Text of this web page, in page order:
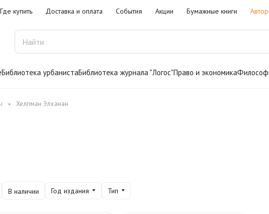
Где купить Доставка и оплата События Акции Бумажные книги
Библиотека урбанистаБиблиотека журнала "Логос"Право и экономика
Хелпман Элханан
В наличии Год издания Тип